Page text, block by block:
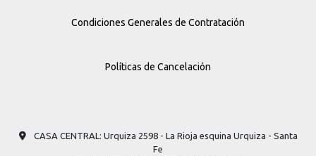
Condiciones Generales de Contratación
Políticas de Cancelación
CASA CENTRAL: Urquiza 2598​ - La Rioja esquina Urquiza - Santa
Fe